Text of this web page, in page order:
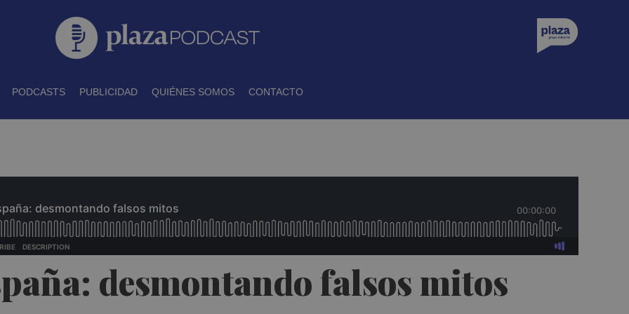
PODCASTS PUBLICIDAD QUIÉNES SOMOS CONTACTO
desmontando falsos mitos